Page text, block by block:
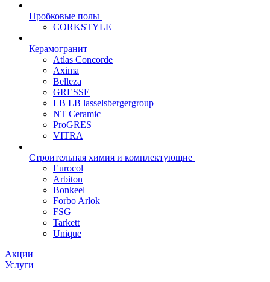
Пробковые полы
CORKSTYLE
Керамогранит
Atlas Concorde
Axima
Belleza
GRESSE
LB LB lasselsbergergroup
NT Ceramic
ProGRES
VITRA
Строительная химия и комплектующие
Eurocol
Arbiton
Bonkeel
Forbo Arlok
FSG
Tarkett
Unique
Акции
Услуги